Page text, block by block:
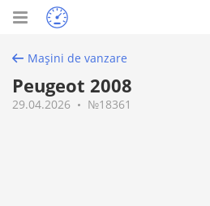
Mașini de vanzare
Peugeot 2008
29.04.2026 №18361